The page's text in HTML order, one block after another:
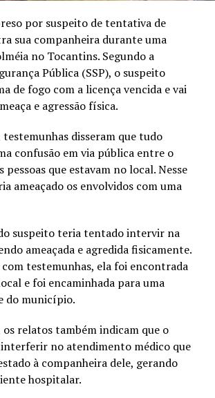
por suspeito de tentativa de
sua companheira durante uma
no Tocantins. Segundo a
Pública (SSP), o suspeito
de fogo com a licença vencida e vai
e agressão física.
testemunhas disseram que tudo
confusão em via pública entre o
pessoas que estavam no local. Nesse
ameaçado os envolvidos com uma
suspeito teria tentado intervir na
ameaçada e agredida fisicamente.
testemunhas, ela foi encontrada
e foi encaminhada para uma
do município.
os relatos também indicam que o
no atendimento médico que
à companheira dele, gerando
hospitalar.